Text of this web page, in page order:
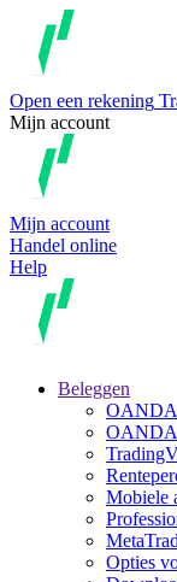
Open een rekening
Mijn account
Mijn account
Handel online
Help
Beleggen
OANDA
Mobiele
Opties